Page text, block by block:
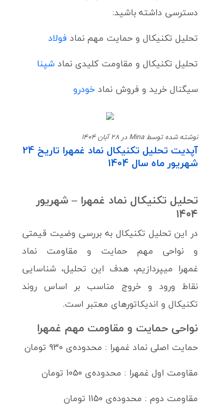
دسترسی داشته باشید:
تحلیل تکنیکال و حمایت مهم نماد فولاد
تحلیل تکنیکال و مقاومت کلیدی نمادشپنا
سیگنال خرید و فروش نمادخودرو
نوشته شده توسط Mina در 28 آبان 1404
آپدیت تحلیل تکنیکال نماد غمهرا تاریخ 24
شهریور ماه سال 1404
تحلیل تکنیکال نماد غمهرا – شهریور
۱۴۰۴
در این تحلیل تکنیکال به بررسی وضیت قیمتی
و نواحی مهم حمایت و مقاومت نماد
غمهرا میپردازیم، هدف این تحلیل، شناسایی
نقاط ورود و خروج مناسب بر اساس روند
تکنیکال و اندیکاتورهای معتبر است.
نواحی حمایت و مقاومت مهم غمهرا
حمایت اصلی نماد غمهرا : محدوده‌ی 930 تومان
مقاومت اول غمهرا : محدوده‌ی 1050 تومان
مقاومت دوم : محدوده‌ی 1150 تومان